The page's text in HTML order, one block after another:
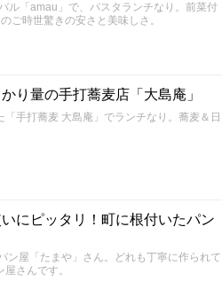
ル「amau」で、パスタランチなり。前菜付
ご時世驚きの安さと美味しさ。
り量の手打蕎麦店「大島庵」
手打蕎麦 大島庵」でランチなり。蕎麦＆日
にピッタリ！町に根付いたパン
ン屋「たまや」さん。どれも丁寧に作られて
さんです。